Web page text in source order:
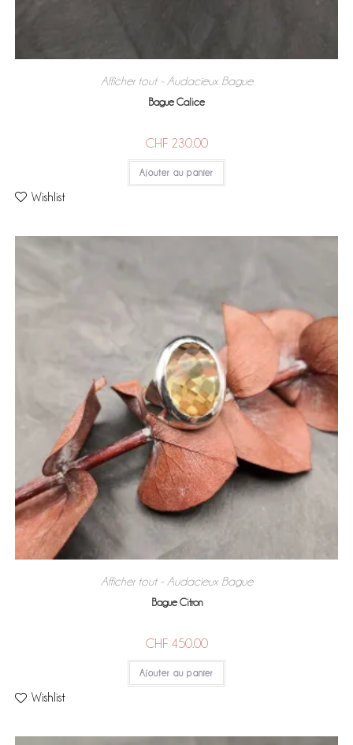
Afficher tout - Audacieux, Bague
Bague Calice
CHF 230.00
Ajouter au panier
Wishlist
Afficher tout - Audacieux, Bague
Bague Citron
CHF 450.00
Ajouter au panier
Wishlist